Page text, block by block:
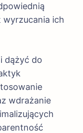
wyrzucania ich
dążyć do
wdrażanie